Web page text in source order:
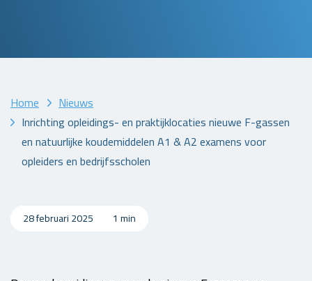
Home
Nieuws
Inrichting opleidings- en praktijklocaties nieuwe F-gassen
en natuurlijke koudemiddelen A1 & A2 examens voor
opleiders en bedrijfsscholen
28 februari 2025 1 min